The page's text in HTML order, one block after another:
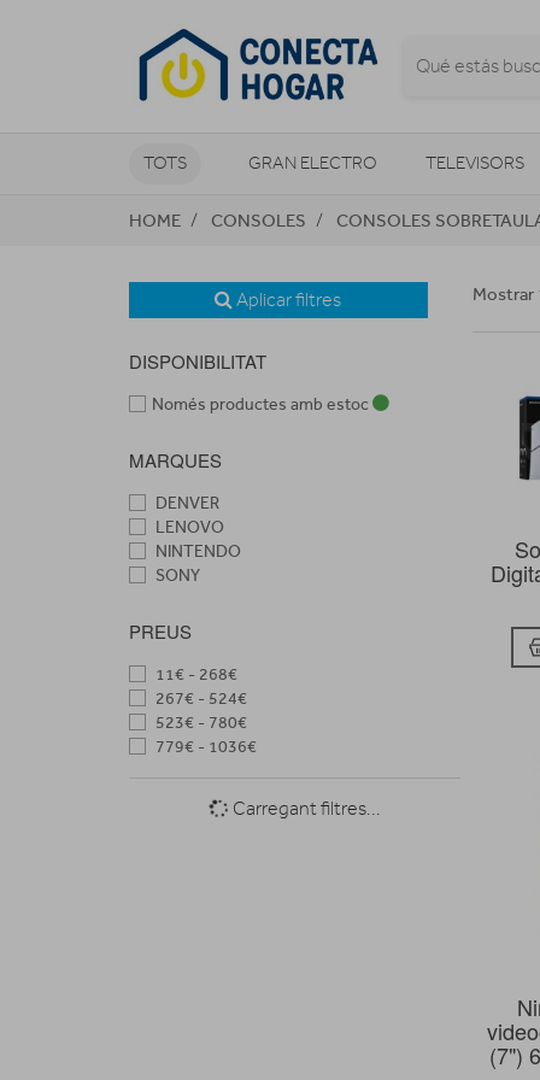
TOTS GRAN ELECTRO TELEVISORS
CLIMATITZACIÓ I CALEFACCIÓ
HOME CONSOLES CONSOLES
Aplicar filtres
DISPONIBILITAT
Només productes amb estoc
MARQUES
DENVER
LENOVO
NINTENDO
SONY
PREUS
11€ - 268€
267€ - 524€
523€ - 780€
779€ - 1036€
Carregant filtres...
Mostrar
(7")